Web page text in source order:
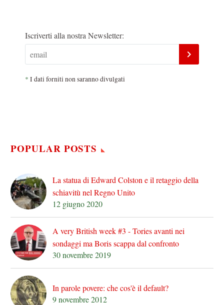
Iscriverti alla nostra Newsletter:
* I dati forniti non saranno divulgati
POPULAR POSTS
La statua di Edward Colston e il retaggio della
schiavitù nel Regno Unito
12 giugno 2020
A very British week #3 - Tories avanti nei
sondaggi ma Boris scappa dal confronto
30 novembre 2019
In parole povere: che cos'è il default?
9 novembre 2012